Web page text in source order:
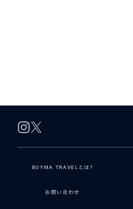
BUYMA TRAVELとは?
お問い合わせ